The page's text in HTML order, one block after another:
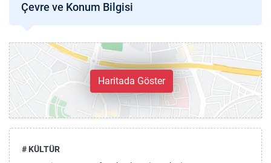
Çevre ve Konum Bilgisi
Haritada Göster
# KÜLTÜR